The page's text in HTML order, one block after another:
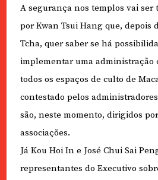
A segurança nos templos vai ser
por Kwan Tsui Hang que, depois
Tcha, quer saber se há
implementar uma administração
todos os espaços de culto de
contestado pelos
são, neste momento, dirigidos
associações.
Já Kou Hoi In e José Chui Sai
representantes do Executivo